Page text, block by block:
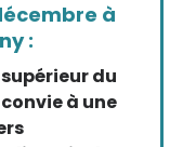
à
:
du
à une